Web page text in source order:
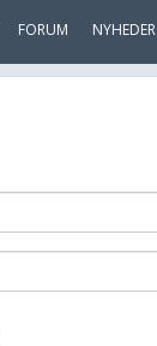
FORUM NYHEDER